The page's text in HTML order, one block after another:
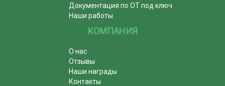
Документация по ОТ под ключ
Наши работы
КОМПАНИЯ
О нас
Отзывы
Наши награды
Контакты